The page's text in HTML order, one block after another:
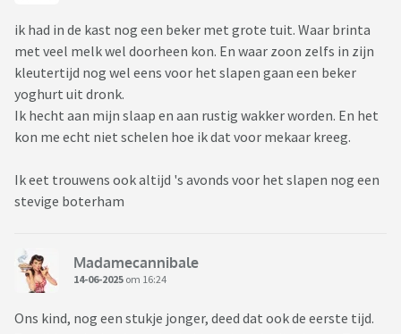
ik had in de kast nog een beker met grote tuit. Waar brinta
met veel melk wel doorheen kon. En waar zoon zelfs in zijn
kleutertijd nog wel eens voor het slapen gaan een beker
yoghurt uit dronk.
Ik hecht aan mijn slaap en aan rustig wakker worden. En het
kon me echt niet schelen hoe ik dat voor mekaar kreeg.
Ik eet trouwens ook altijd 's avonds voor het slapen nog een
stevige boterham
Madamecannibale
14-06-2025 om 16:24
Ons kind, nog een stukje jonger, deed dat ook de eerste tijd.